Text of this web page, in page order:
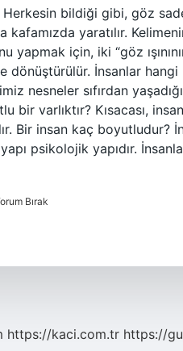
bildiği gibi, göz
yaratılır.
yapmak için, iki “göz
dönüştürülür. İnsanlar
nesneler sıfırdan
bir varlıktır? Kısacası,
Bir insan kaç boyutludur?
psikolojik yapıdır.
Bırak
https://kaci.com.tr https://